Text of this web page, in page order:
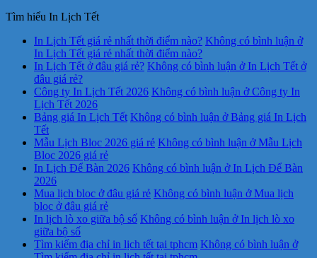
Tìm hiểu In Lịch Tết
In Lịch Tết giá rẻ nhất thời điểm nào? Không có bình luận ở
In Lịch Tết giá rẻ nhất thời điểm nào?
In Lịch Tết ở đâu giá rẻ? Không có bình luận ở In Lịch Tết ở
đâu giá rẻ?
Công ty In Lịch Tết 2026 Không có bình luận ở Công ty In
Lịch Tết 2026
Bảng giá In Lịch Tết Không có bình luận ở Bảng giá In Lịch
Tết
Mẫu Lịch Bloc 2026 giá rẻ Không có bình luận ở Mẫu Lịch
Bloc 2026 giá rẻ
In Lịch Để Bàn 2026 Không có bình luận ở In Lịch Để Bàn
2026
Mua lịch bloc ở đâu giá rẻ Không có bình luận ở Mua lịch
bloc ở đâu giá rẻ
In lịch lò xo giữa bộ số Không có bình luận ở In lịch lò xo
giữa bộ số
Tìm kiếm địa chỉ in lịch tết tại tphcm Không có bình luận ở